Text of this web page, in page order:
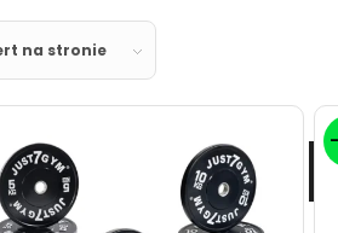
na stronie